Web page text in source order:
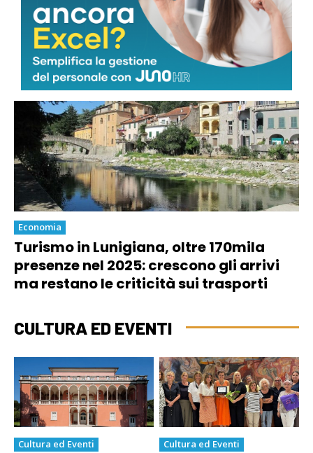
quantità sostenibili: “Nessun via libera
a nuova escavazione”
Economia
Turismo in Lunigiana, oltre 170mila
presenze nel 2025: crescono gli arrivi
ma restano le criticità sui trasporti
CULTURA ED EVENTI
Cultura ed Eventi Cultura ed Eventi